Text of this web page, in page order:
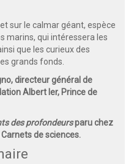
sur le calmar géant, espèce
marins, qui intéressera les
que les curieux des
grands fonds.
directeur général de
Albert Ier, Prince de
des profondeursparu chez
de sciences.